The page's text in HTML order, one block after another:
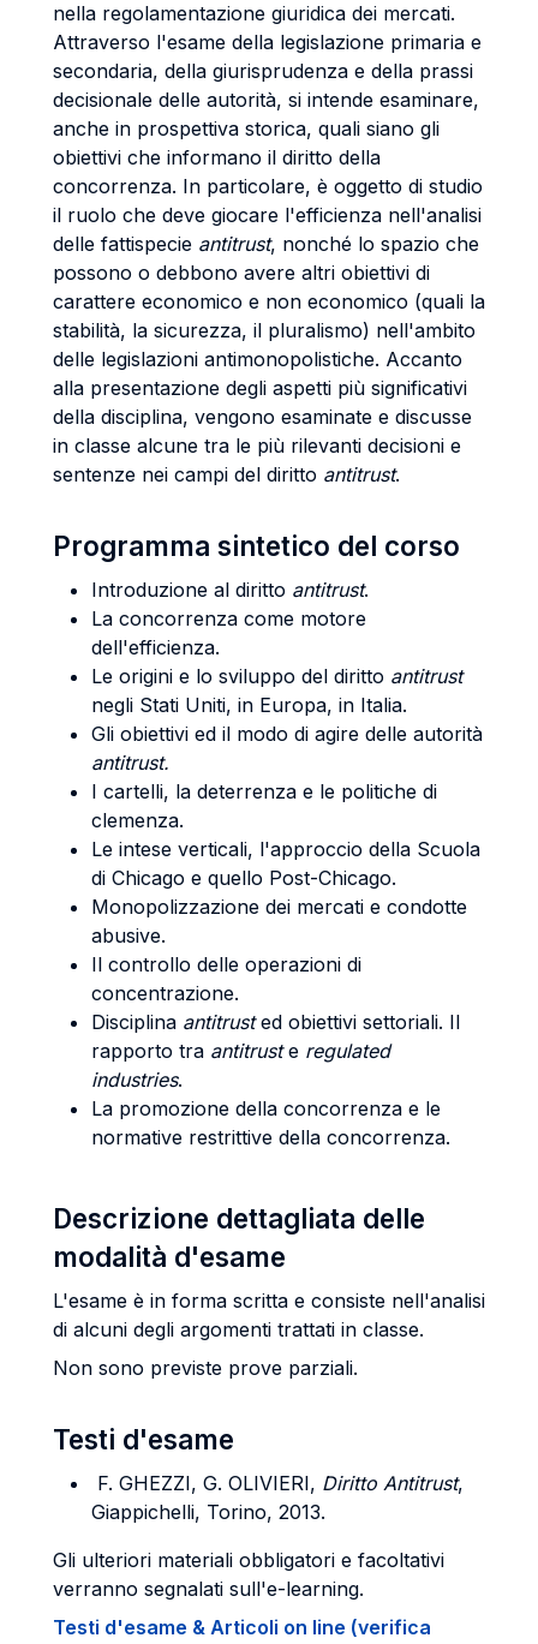
nella regolamentazione giuridica dei mercati.
Attraverso l'esame della legislazione primaria e
secondaria, della giurisprudenza e della prassi
decisionale delle autorità, si intende esaminare,
anche in prospettiva storica, quali siano gli
obiettivi che informano il diritto della
concorrenza. In particolare, è oggetto di studio
il ruolo che deve giocare l'efficienza nell'analisi
delle fattispecie antitrust, nonché lo spazio che
possono o debbono avere altri obiettivi di
carattere economico e non economico (quali la
stabilità, la sicurezza, il pluralismo) nell'ambito
delle legislazioni antimonopolistiche. Accanto
alla presentazione degli aspetti più significativi
della disciplina, vengono esaminate e discusse
in classe alcune tra le più rilevanti decisioni e
sentenze nei campi del diritto antitrust.
Programma sintetico del corso
Introduzione al diritto antitrust.
La concorrenza come motore
dell'efficienza.
Le origini e lo sviluppo del diritto antitrust
negli Stati Uniti, in Europa, in Italia.
Gli obiettivi ed il modo di agire delle autorità
antitrust.
I cartelli, la deterrenza e le politiche di
clemenza.
Le intese verticali, l'approccio della Scuola
di Chicago e quello Post-Chicago.
Monopolizzazione dei mercati e condotte
abusive.
Il controllo delle operazioni di
concentrazione.
Disciplina antitrusted obiettivi settoriali. Il
rapporto tra antitruste regulated
industries.
La promozione della concorrenza e le
normative restrittive della concorrenza.
Descrizione dettagliata delle
modalità d'esame
L'esame è in forma scritta e consiste nell'analisi
di alcuni degli argomenti trattati in classe.
Non sono previste prove parziali.
Testi d'esame
F. GHEZZI, G. OLIVIERI, Diritto Antitrust,
Giappichelli, Torino, 2013.
Gli ulteriori materiali obbligatori e facoltativi
verranno segnalati sull'e-learning.
Testi d'esame & Articoli on line (verifica